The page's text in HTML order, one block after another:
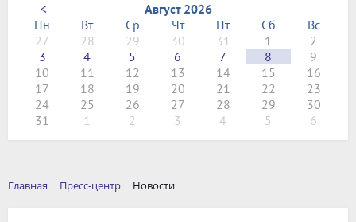
<
Август 2026
Пн
Вт Ср Чт Пт Сб
Вс
27
28 29 30 31 1
2
3
4 5 6 7 8
9
10
11 12 13 14 15
16
17
18 19 20 21 22
23
24
25 26 27 28 29
30
31
1 2 3 4 5 6
Главная Пресс-центр Новости